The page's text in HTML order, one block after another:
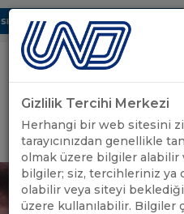
Dijital UBAK Bölümü Hakkında
Uluslararası
Gizlilik Tercihi Merkezi
Herhangi bir web sitesini
tarayıcınızdan genellikle
olmak üzere bilgiler alabilir
bilgiler; siz, tercihleriniz ya
olabilir veya siteyi
üzere kullanılabilir. Bilgiler